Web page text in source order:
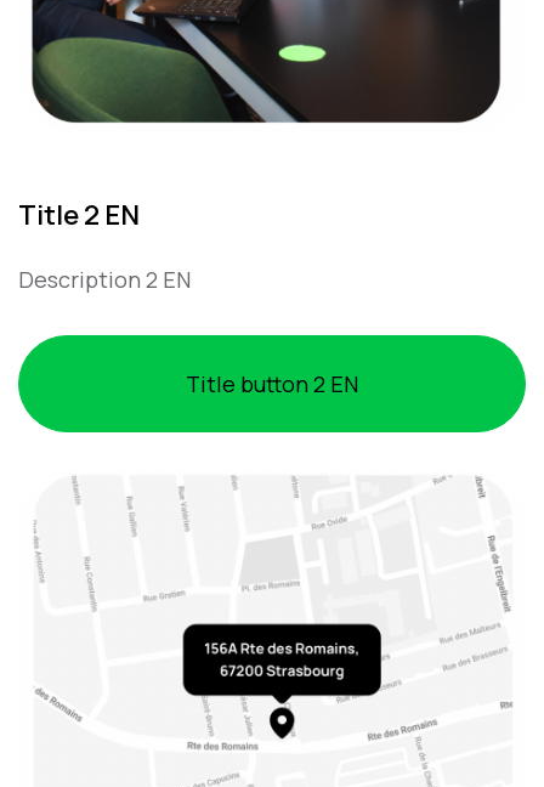
Title 2 EN
Description 2 EN
Title button 2 EN